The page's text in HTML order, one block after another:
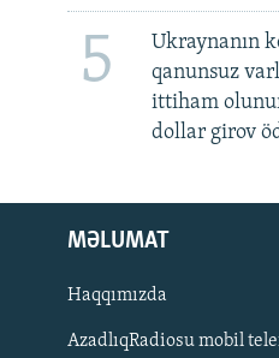
5
Ukraynanın
qanunsuz
ittiham
dollar girov
MƏLUMAT
Haqqımızda
AzadlıqRadiosu mobil